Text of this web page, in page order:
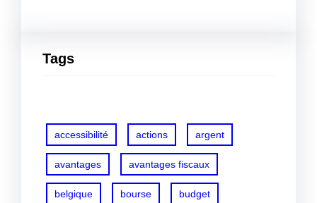
Tags
accessibilité actions argent
avantages avantages fiscaux
belgique bourse budget